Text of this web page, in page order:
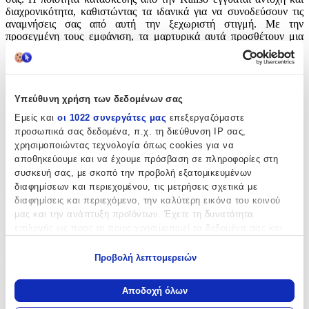
Υπεύθυνη χρήση των δεδομένων σας
Εμείς και οι 1022 συνεργάτες μας επεξεργαζόμαστε
προσωπικά σας δεδομένα, π.χ. τη διεύθυνση IP σας,
χρησιμοποιώντας τεχνολογία όπως cookies για να
αποθηκεύουμε και να έχουμε πρόσβαση σε πληροφορίες στη
συσκευή σας, με σκοπό την προβολή εξατομικευμένων
διαφημίσεων και περιεχομένου, τις μετρήσεις σχετικά με
διαφημίσεις και περιεχόμενο, την καλύτερη εικόνα του κοινού
μας και την ανάπτυξη προϊόντων. Έχετε τη δυνατότητα
Να συλλέξουμε πληροφορίες σχετικά με τη γεωγραφική
σας τοποθεσία, οι οποίες μπορεί να είναι ακριβείς σε
Προβολή λεπτομερειών
Αποδοχή όλων
διαχρονικότητα, καθιστώντας τα ιδανικά για να συνοδεύσουν τις
αναμνήσεις σας από αυτή την ξεχωριστή στιγμή. Με την
προσεγμένη τους εμφάνιση, τα μαρτυρικά αυτά προσθέτουν μια
Χαρακτηριστικά
Κατασκευαστής :
Kaliso
Είδος
Μπρελόκ
Τεμάχια: